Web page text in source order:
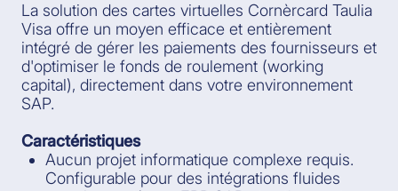
La solution des cartes virtuelles Cornèrcard Taulia
Visa offre un moyen efficace et entièrement
intégré de gérer les paiements des fournisseurs et
d'optimiser le fonds de roulement (working
capital), directement dans votre environnement
SAP.
Caractéristiques
Aucun projet informatique complexe requis.
Configurable pour des intégrations fluides